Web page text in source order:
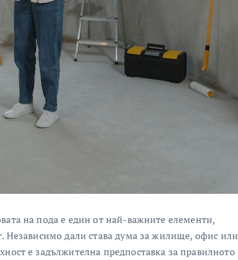
на пода е един от най-важните елементи,
Независимо дали става дума за жилище, офис или
е задължителна предпоставка за правилното